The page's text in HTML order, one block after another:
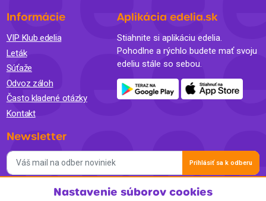
Informácie
VIP Klub edelia
Leták
Súťaže
Odvoz záloh
Často kladené otázky
Kontakt
Aplikácia edelia.sk
Stiahnite si aplikáciu edelia.
Pohodlne a rýchlo budete mať svoju
edeliu stále so sebou.
Newsletter
Prihlásiť sa k odberu
Súhlasím so spracovaním osobných údajov a so zasielaním
Nastavenie súborov cookies